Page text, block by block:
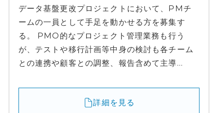
データ基盤更改プロジェクトにおいて、PMチ
ームの一員として手足を動かせる方を募集す
る。 PMO的なプロジェクト管理業務も行う
が、テストや移行計画等中身の検討も各チーム
との連携や顧客との調整、報告含めて主導...
詳細を見る